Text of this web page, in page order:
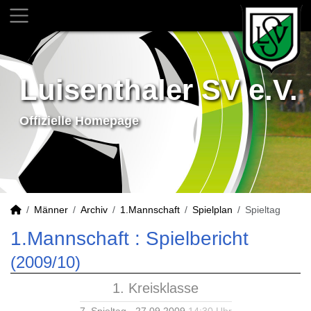
Luisenthaler SV e.V.
Offizielle Homepage
Männer Archiv 1.Mannschaft Spielplan Spieltag
1.Mannschaft : Spielbericht
(2009/10)
1. Kreisklasse